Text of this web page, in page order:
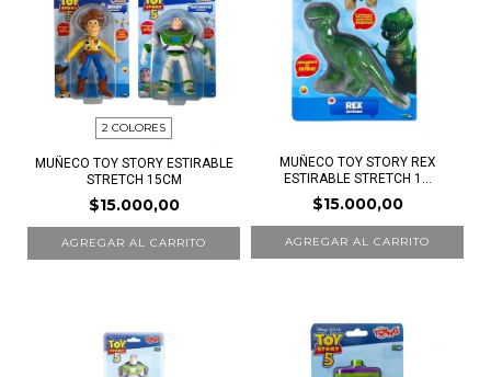
2 COLORES
MUÑECO TOY STORY ESTIRABLE
STRETCH 15CM
$15.000,00
AGREGAR AL CARRITO
MUÑECO TOY STORY REX
ESTIRABLE STRETCH 1...
$15.000,00